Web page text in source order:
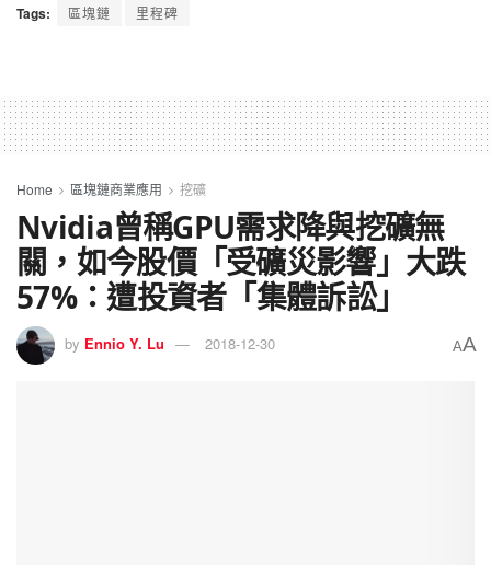
Tags: 區塊鏈 里程碑
Home 區塊鏈商業應用 挖礦
Nvidia曾稱GPU需求降與挖礦無
關，如今股價「受礦災影響」大跌
57%：遭投資者「集體訴訟」
by Ennio Y. Lu 2018-12-30 AA